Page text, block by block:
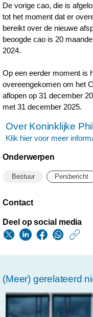
De vorige cao, die is
tot het moment dat er
bereikt over de nieuwe
beoogde cao is 20
2024.
Op een eerder moment is
overeengekomen om het
aflopen op 31 december
met 31 december 2025.
Over Koninklijke
Klik hier voor meer
Onderwerpen
Bestuur Persbericht
Contact
Deel op social media
(Meer) gerelateerd